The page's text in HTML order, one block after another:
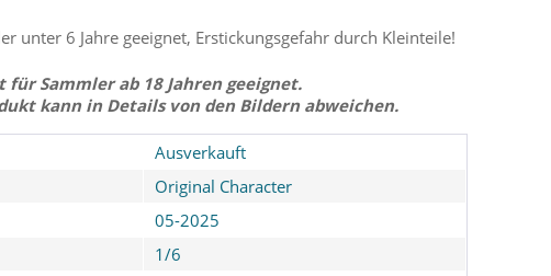
unter 6 Jahre geeignet, Erstickungsgefahr durch Kleinteile!
für Sammler ab 18 Jahren geeignet.
kann in Details von den Bildern abweichen.
Ausverkauft
Original Character
05-2025
1/6